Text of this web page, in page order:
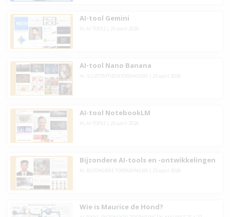
AI-tool Gemini
AI AI-TOOLS 25 april 2026
AI-tool Nano Banana
AI ILLUSTRATIES/VIDEO/AUDIO 25 april 2026
AI-tool NotebookLM
AI AI-TOOLS 25 april 2026
Bijzondere AI-tools en -ontwikkelingen
AI BIJZONDERE TOEPASSINGEN 25 april 2026
Wie is Maurice de Hond?